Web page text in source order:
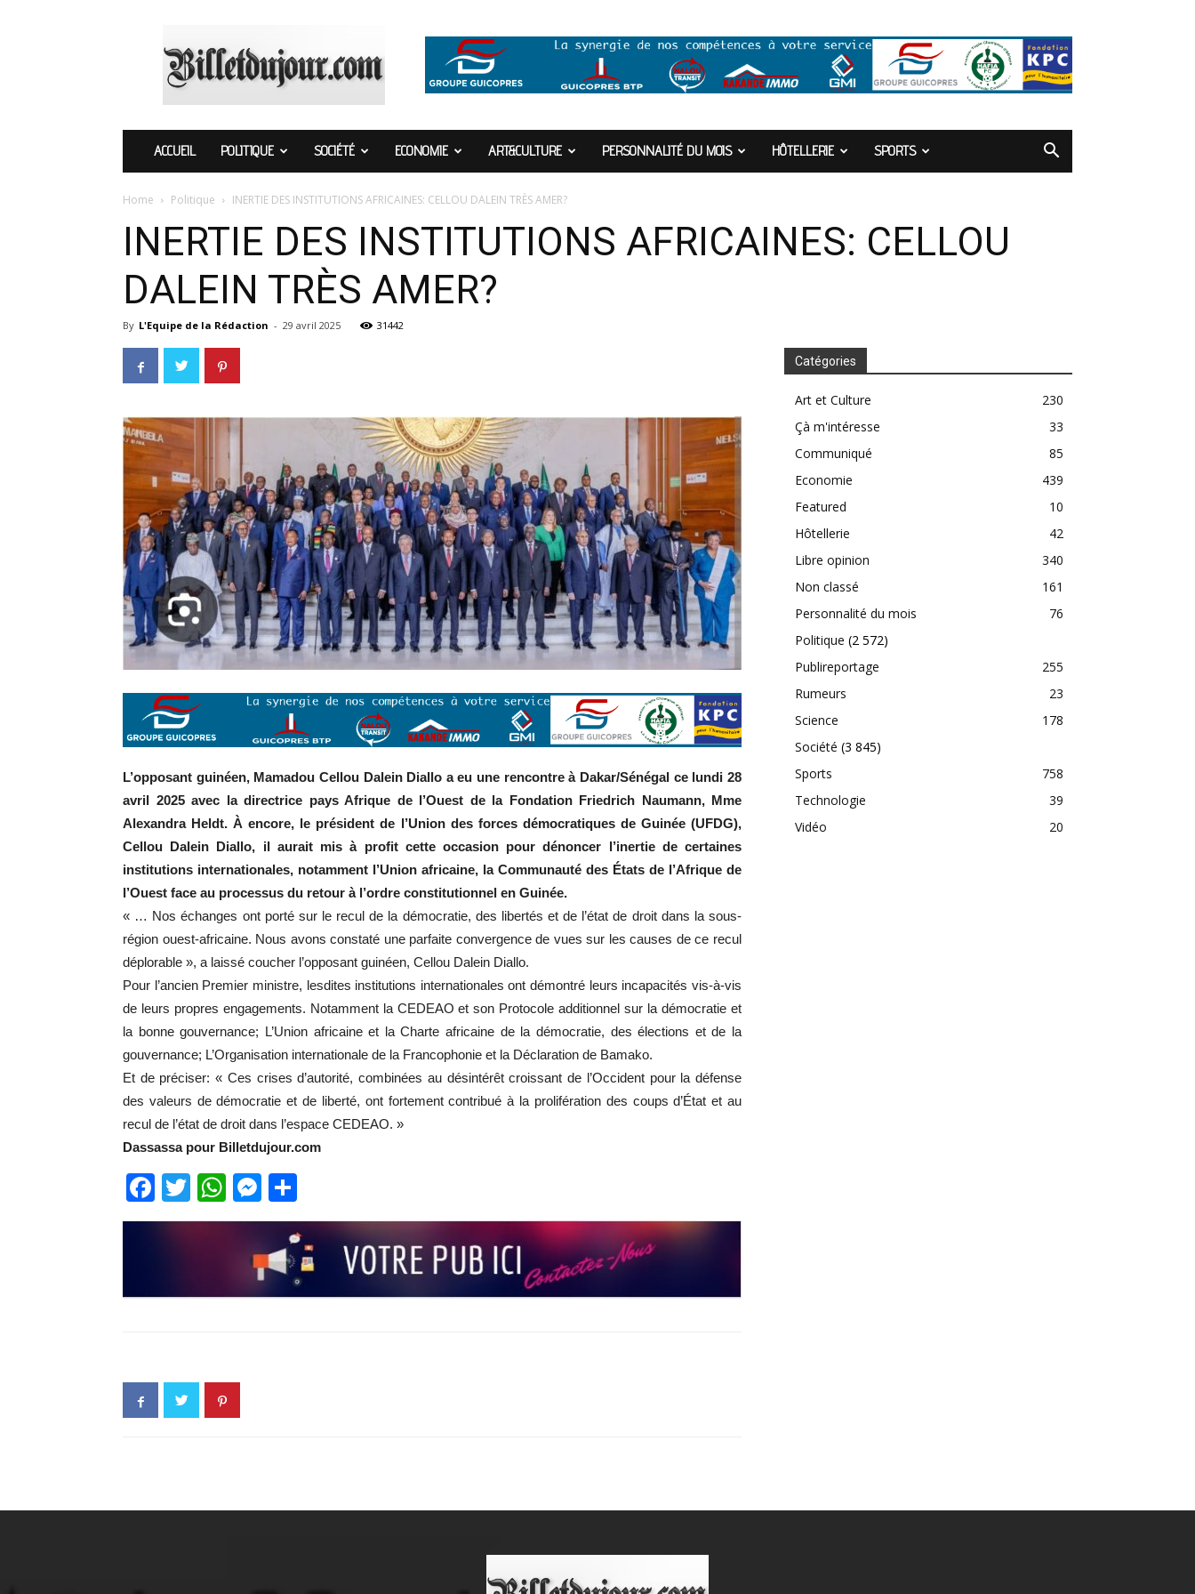
ACCUEIL POLITIQUE SOCIÉTÉ ECONOMIE ART&CULTURE PERSONNALITÉ DU MOIS HÔTELLERIE SPORTS
Home Politique INERTIE DES INSTITUTIONS AFRICAINES: CELLOU DALEIN TRÈS AMER?
INERTIE DES INSTITUTIONS AFRICAINES: CELLOU
DALEIN TRÈS AMER?
By L'Equipe de la Rédaction - 29 avril 2025 31442
L’opposant guinéen, Mamadou Cellou Dalein Diallo a eu une rencontre à Dakar/Sénégal ce lundi 28
avril 2025 avec la directrice pays Afrique de l’Ouest de la Fondation Friedrich Naumann, Mme
Alexandra Heldt. À encore, le président de l’Union des forces démocratiques de Guinée (UFDG),
Cellou Dalein Diallo, il aurait mis à profit cette occasion pour dénoncer l’inertie de certaines
institutions internationales, notamment l’Union africaine, la Communauté des États de l’Afrique de
l’Ouest face au processus du retour à l’ordre constitutionnel en Guinée.
« … Nos échanges ont porté sur le recul de la démocratie, des libertés et de l’état de droit dans la sous-
région ouest-africaine. Nous avons constaté une parfaite convergence de vues sur les causes de ce recul
déplorable », a laissé coucher l’opposant guinéen, Cellou Dalein Diallo.
Pour l’ancien Premier ministre, lesdites institutions internationales ont démontré leurs incapacités vis-à-vis
de leurs propres engagements. Notamment la CEDEAO et son Protocole additionnel sur la démocratie et
la bonne gouvernance; L’Union africaine et la Charte africaine de la démocratie, des élections et de la
gouvernance; L’Organisation internationale de la Francophonie et la Déclaration de Bamako.
Et de préciser: « Ces crises d’autorité, combinées au désintérêt croissant de l’Occident pour la défense
des valeurs de démocratie et de liberté, ont fortement contribué à la prolifération des coups d’État et au
recul de l’état de droit dans l’espace CEDEAO. »
Dassassa pour Billetdujour.com
Facebook
TwitterWhatsApp
Messenger
Catégories
Art et Culture
230
Çà m'intéresse
33
Communiqué
85
Economie
439
Featured
10
Hôtellerie
42
Libre opinion
340
Non classé
161
Personnalité du mois
76
Politique (2 572)
Publireportage
255
Rumeurs
23
Science
178
Société (3 845)
Sports
758
Technologie
39
Vidéo
20